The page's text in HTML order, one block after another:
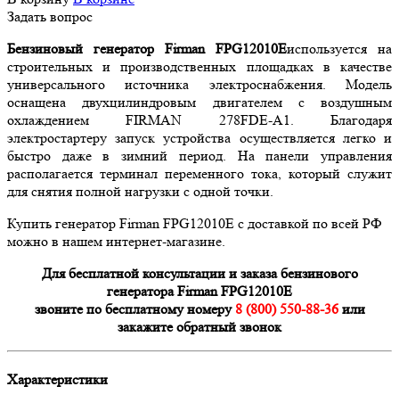
Задать вопрос
Бензиновый генератор Firman FPG12010Eиспользуется на
строительных и производственных площадках в качестве
универсального источника электроснабжения. Модель
оснащена двухцилиндровым двигателем с воздушным
охлаждением FIRMAN 278FDE-A1. Благодаря
электростартеру запуск устройства осуществляется легко и
быстро даже в зимний период. На панели управления
располагается терминал переменного тока, который служит
для снятия полной нагрузки с одной точки.
Купить генератор Firman FPG12010E с доставкой по всей РФ
можно в нашем интернет-магазине.
Для бесплатной консультации и заказа бензинового
генератора Firman FPG12010E
звоните по бесплатному номеру 8 (800) 550-88-36или
закажите обратный звонок
Характеристики